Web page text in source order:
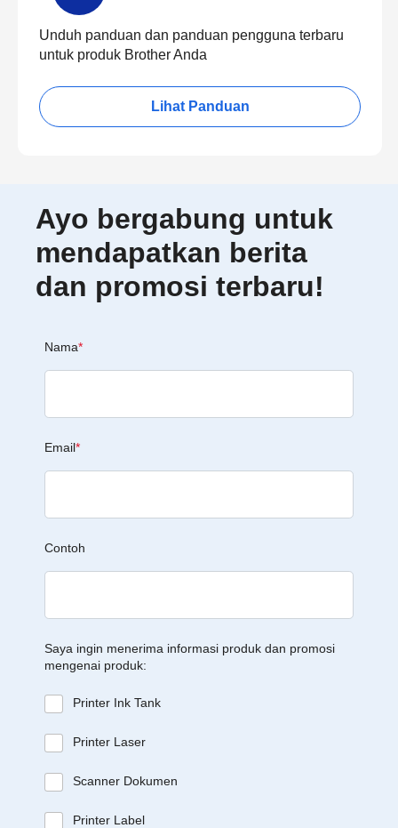
Unduh panduan dan panduan pengguna terbaru
untuk produk Brother Anda
Lihat Panduan
Ayo bergabung untuk
mendapatkan berita
dan promosi terbaru!
Nama*
Email*
Contoh
Saya ingin menerima informasi produk dan promosi
mengenai produk:
Printer Ink Tank
Printer Laser
Scanner Dokumen
Printer Label